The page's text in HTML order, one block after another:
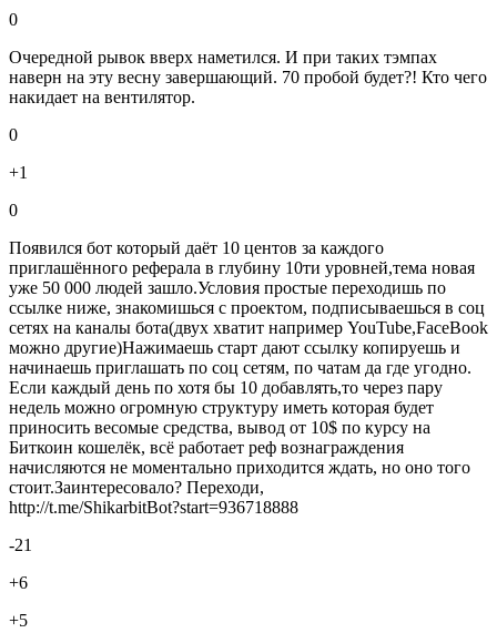
0
Очередной рывок вверх наметился. И при таких тэмпах
наверн на эту весну завершающий. 70 пробой будет?! Кто чего
накидает на вентилятор.
0
+1
0
Появился бот который даёт 10 центов за каждого
приглашённого реферала в глубину 10ти уровней,тема новая
уже 50 000 людей зашло.Условия простые переходишь по
ссылке ниже, знакомишься с проектом, подписываешься в соц
сетях на каналы бота(двух хватит например YouTube,FaceBook
можно другие)Нажимаешь старт дают ссылку копируешь и
начинаешь приглашать по соц сетям, по чатам да где угодно.
Если каждый день по хотя бы 10 добавлять,то через пару
недель можно огромную структуру иметь которая будет
приносить весомые средства, вывод от 10$ по курсу на
Биткоин кошелёк, всё работает реф вознаграждения
начисляются не моментально приходится ждать, но оно того
стоит.Заинтересовало? Переходи,
http://t.me/ShikarbitBot?start=936718888
-21
+6
+5